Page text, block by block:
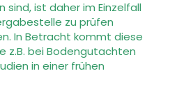
sind, ist daher im Einzelfall
zu prüfen
In Betracht kommt diese
z.B. bei Bodengutachten
in einer frühen